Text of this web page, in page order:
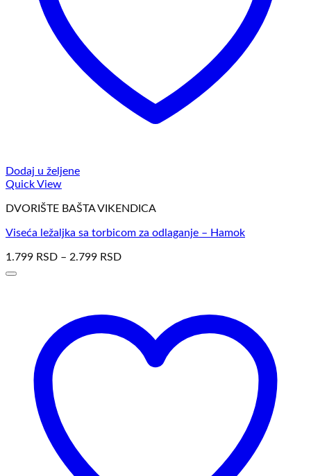
Dodaj u željene
Quick View
DVORIŠTE BAŠTA VIKENDICA
Viseća ležaljka sa torbicom za odlaganje – Hamok
1.799 RSD – 2.799 RSD